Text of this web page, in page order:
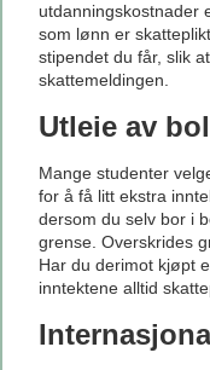
utdanningskostnader
som lønn er
stipendet du får, slik
skattemeldingen.
Utleie av
Mange studenter
for å få litt ekstra
dersom du selv bor i
grense. Overskrides
Har du derimot kjøpt
inntektene alltid